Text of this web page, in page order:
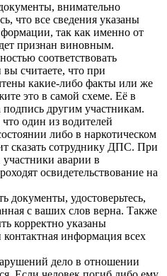
внимательно
что все сведения указаны
так как именно от
признан виновным.
соответствовать
вы считаете, что при
какие-либо факты или же
это в самой схеме. Её в
подпись другим участникам.
один из водителей
либо в наркотическом
сказать сотруднику ДПС. При
аварии в
освидетельствование на
документы, удостоверьтесь,
с ваших слов верна. Также
корректно указаны
информация всех
дело в отношении